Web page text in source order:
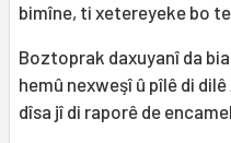
bimîne, ti xetereyeke bo
Boztoprak daxuyanî da
hemû nexweşî û pîlê di
dîsa jî di raporê de